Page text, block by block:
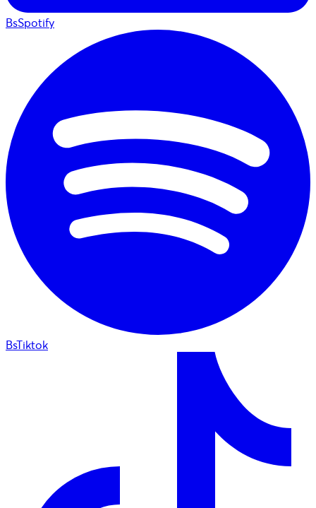
BsSpotify
BsTiktok